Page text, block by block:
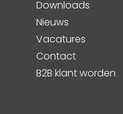
Downloads
Nieuws
Vacatures
Contact
B2B klant worden